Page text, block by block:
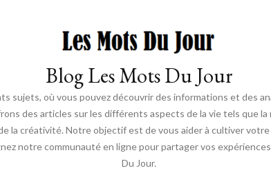
Blog Les Mots Du Jour
sujets, où vous pouvez découvrir des informations et des
des articles sur les différents aspects de la vie tels que
la créativité. Notre objectif est de vous aider à cultiver
notre communauté en ligne pour partager vos
Du Jour.